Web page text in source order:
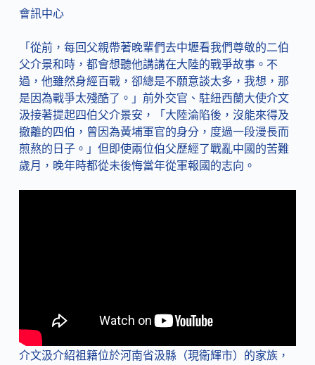
會訊中心
「從前，每回父親帶著晚輩們去中壢看我們尊敬的二伯
父介景和時，都會想聽他講講在大陸的戰爭故事。不
過，他雖然身經百戰，卻總是不願意談太多，我想，那
是因為戰爭太殘酷了。」前外交官、駐紐西蘭大使介文
汲接著提起四伯父介景安，「大陸淪陷後，沒能來得及
撤離的四伯，曾因為黃埔軍官的身分，度過一段漫長而
煎熬的日子。」但即使兩位伯父歷經了戰亂中國的苦難
歲月，晚年時都從未後悔當年從軍報國的志向。
介文汲介紹祖籍位於河南省汲縣（現衛輝市）的家族，